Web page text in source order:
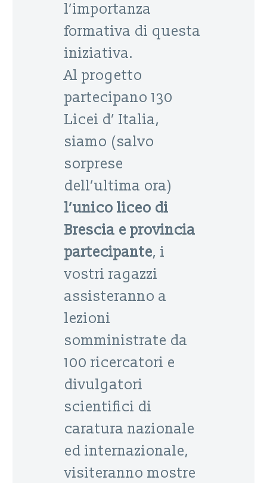
l’importanza
formativa di questa
iniziativa.
Al progetto
partecipano 130
Licei d’ Italia,
siamo (salvo
sorprese
dell’ultima ora)
l’unico liceo di
Brescia e provincia
partecipante, i
vostri ragazzi
assisteranno a
lezioni
somministrate da
100 ricercatori e
divulgatori
scientifici di
caratura nazionale
ed internazionale,
visiteranno mostre